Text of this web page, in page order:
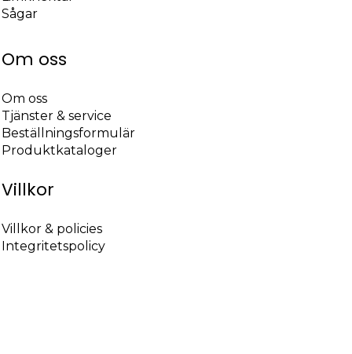
Sågar
Om oss
Om oss
Tjänster & service
Beställningsformulär
Produktkataloger
Villkor
Villkor & policies
Integritetspolicy